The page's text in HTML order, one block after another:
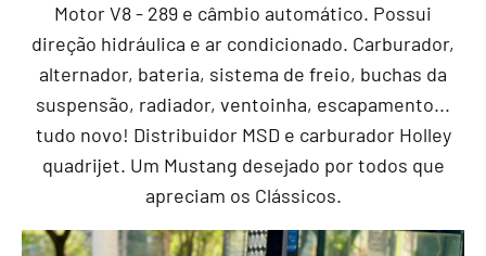
Motor V8 - 289 e câmbio automático. Possui
direção hidráulica e ar condicionado. Carburador,
alternador, bateria, sistema de freio, buchas da
suspensão, radiador, ventoinha, escapamento...
tudo novo! Distribuidor MSD e carburador Holley
quadrijet. Um Mustang desejado por todos que
apreciam os Clássicos.